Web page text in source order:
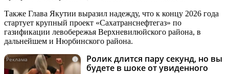
Также Глава Якутии выразил надежду, что к концу 2026 года
стартует крупный проект «Сахатранснефтегаз» по
газификации левобережья Верхневилюйского района, в
дальнейшем и Нюрбинского района.
i
Ролик длится пару секунд, но вы
будете в шоке от увиденного